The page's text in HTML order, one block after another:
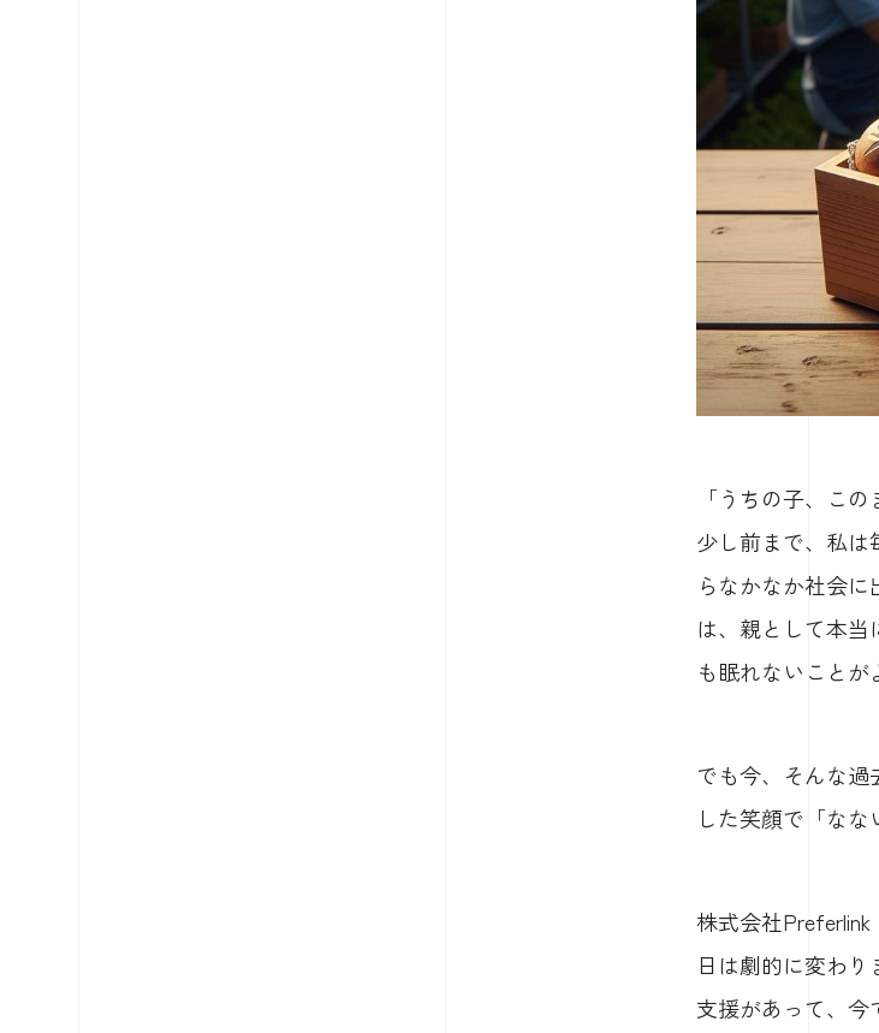
「うちの子、こ
少し前まで、私
らなかなか社会
は、親として本
も眠れないことが
でも今、そんな過
した笑顔で「な
株式会社
日は劇的に変わ
支援があって、今